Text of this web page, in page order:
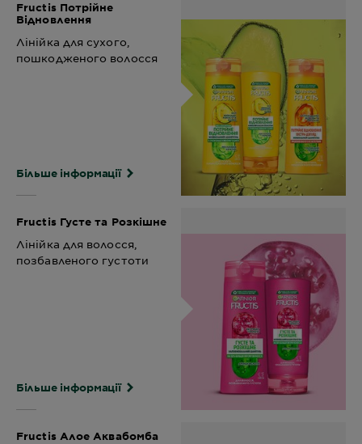
Fructis Потрійне
Відновлення
Лінійка для сухого,
пошкодженого волосся
Більше інформації
Fructis Густе та Розкішне
Лінійка для волосся,
позбавленого густоти
Більше інформації
Fructis Алое Аквабомба